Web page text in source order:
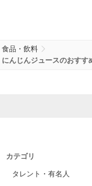
食品・飲料
にんじんジュースのおすす
カテゴリ
タレント・有名人